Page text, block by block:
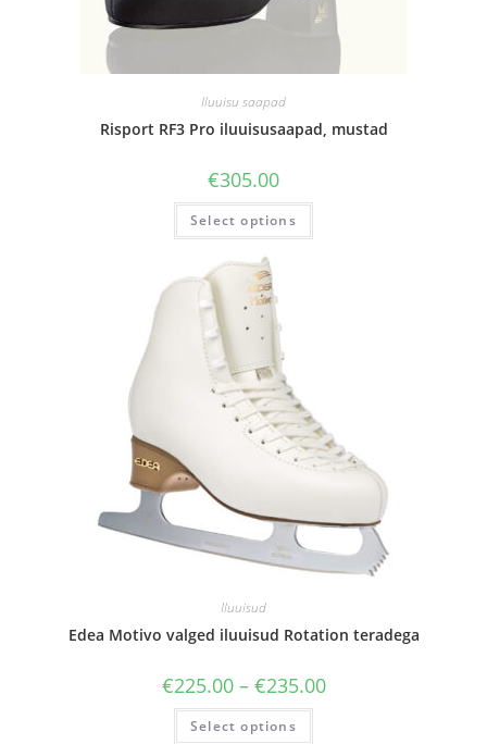
Iluuisu saapad
Risport RF3 Pro iluuisusaapad, mustad
€305.00
Select options
Iluuisud
Edea Motivo valged iluuisud Rotation teradega
€225.00– €235.00
Select options